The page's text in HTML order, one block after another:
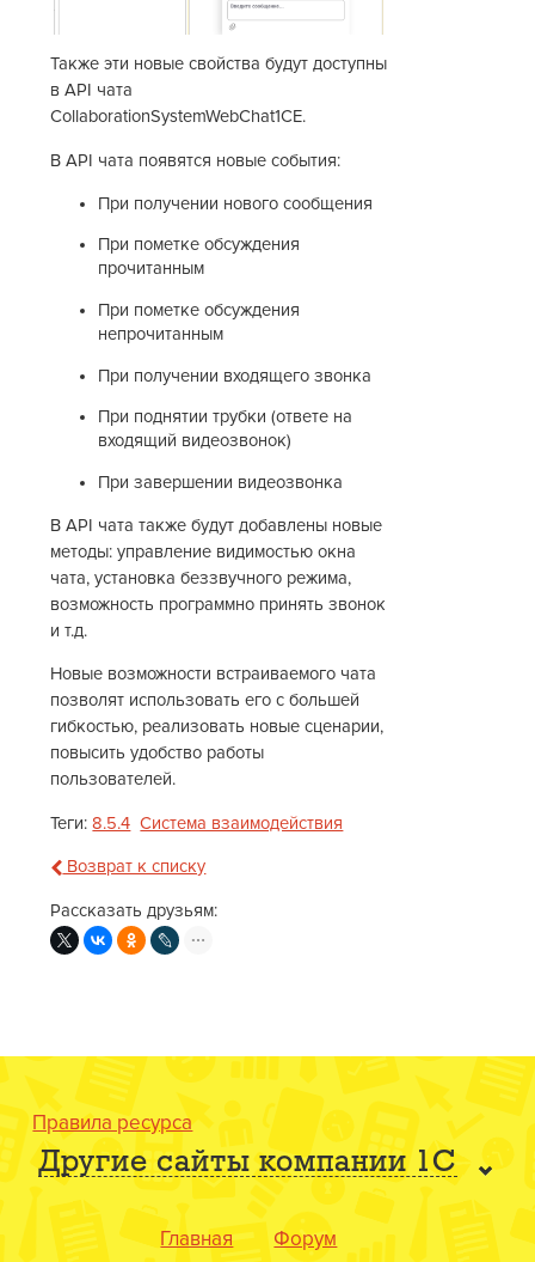
Также эти новые свойства будут доступны
в API чата
CollaborationSystemWebChat1CE.
В API чата появятся новые события:
При получении нового сообщения
При пометке обсуждения
прочитанным
При пометке обсуждения
непрочитанным
При получении входящего звонка
При поднятии трубки (ответе на
входящий видеозвонок)
При завершении видеозвонка
В API чата также будут добавлены новые
методы: управление видимостью окна
чата, установка беззвучного режима,
возможность программно принять звонок
и т.д.
Новые возможности встраиваемого чата
позволят использовать его с большей
гибкостью, реализовать новые сценарии,
повысить удобство работы
пользователей.
Теги:8.5.4 Система взаимодействия
Возврат к списку
Рассказать друзьям:
Правила ресурса
Другие сайты компании 1С
Главная Форум